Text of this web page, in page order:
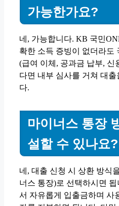
가능한가요?
네, 가능합니다. KB 국민
확한 소득 증빙이 없더라도
(급여 이체, 공과금 납부, 신
다면 내부 심사를 거쳐 대출
다.
마이너스 통장
설할 수 있나요?
네, 대출 신청 시 상환 방식
너스 통장)로 선택하시면 됩
서 자유롭게 입출금하며 사